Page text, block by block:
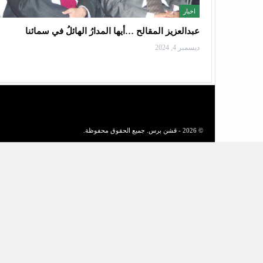
اخبار
عبدالعزيز المقالح …أيها المدارُ الهائلُ في سمائنا
ديسمبر 4, 2024
© 2026 - قشن برس. جميع الحقوق محفوظة.